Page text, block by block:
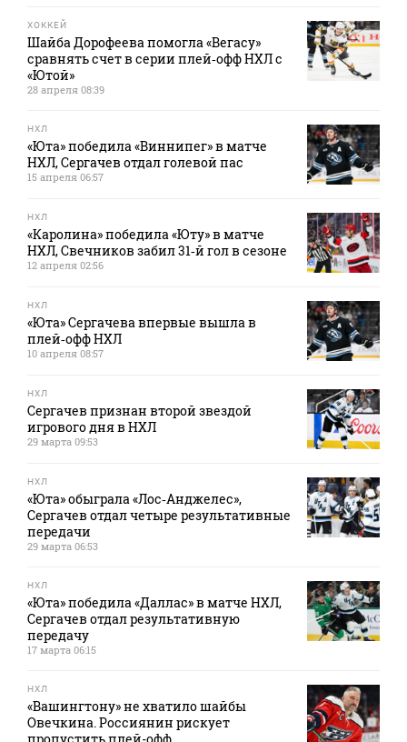
ХОККЕЙ
Шайба Дорофеева помогла «Вегасу»
сравнять счет в серии плей‑офф НХЛ с
«Ютой»
28 апреля 08:39
НХЛ
«Юта» победила «Виннипег» в матче
НХЛ, Сергачев отдал голевой пас
15 апреля 06:57
НХЛ
«Каролина» победила «Юту» в матче
НХЛ, Свечников забил 31‑й гол в сезоне
12 апреля 02:56
НХЛ
«Юта» Сергачева впервые вышла в
плей‑офф НХЛ
10 апреля 08:57
НХЛ
Сергачев признан второй звездой
игрового дня в НХЛ
29 марта 09:53
НХЛ
«Юта» обыграла «Лос‑Анджелес»,
Сергачев отдал четыре результативные
передачи
29 марта 06:53
НХЛ
«Юта» победила «Даллас» в матче НХЛ,
Сергачев отдал результативную
передачу
17 марта 06:15
НХЛ
«Вашингтону» не хватило шайбы
Овечкина. Россиянин рискует